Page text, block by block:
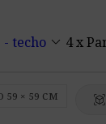
- techo keyboard_arrow_down
59 × 59 CM view_in_ar